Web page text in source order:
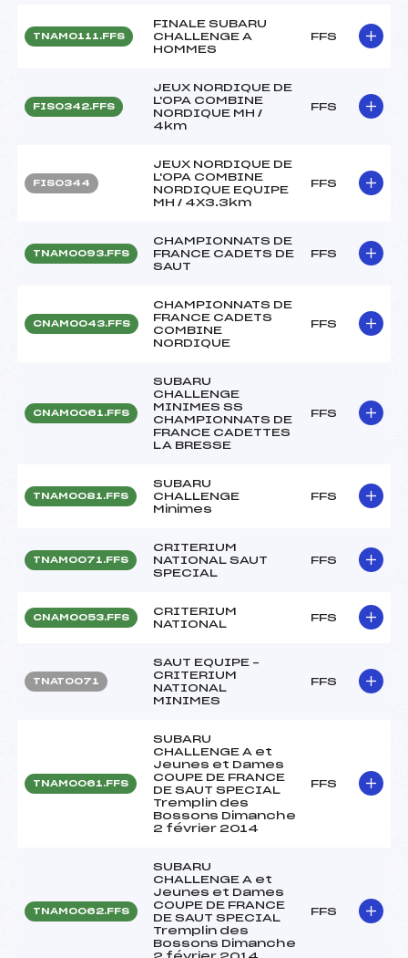
TNAM0111.FFS
FINALE SUBARU
CHALLENGE A
HOMMES
FFS
FIS0342.FFS
JEUX NORDIQUE DE
L'OPA COMBINE
NORDIQUE MH /
4km
FFS
FIS0344
JEUX NORDIQUE DE
L'OPA COMBINE
NORDIQUE EQUIPE
MH / 4X3.3km
FFS
TNAM0093.FFS
CHAMPIONNATS DE
FRANCE CADETS DE
SAUT
FFS
CNAM0043.FFS
CHAMPIONNATS DE
FRANCE CADETS
COMBINE
NORDIQUE
FFS
CNAM0061.FFS
SUBARU
CHALLENGE
MINIMES SS
CHAMPIONNATS DE
FRANCE CADETTES
LA BRESSE
FFS
TNAM0081.FFS
SUBARU
CHALLENGE
Minimes
FFS
TNAM0071.FFS
CRITERIUM
NATIONAL SAUT
SPECIAL
FFS
CNAM0053.FFS
CRITERIUM
NATIONAL
FFS
TNAT0071
SAUT EQUIPE –
CRITERIUM
NATIONAL
MINIMES
FFS
TNAM0061.FFS
SUBARU
CHALLENGE A et
Jeunes et Dames
COUPE DE FRANCE
DE SAUT SPECIAL
Tremplin des
Bossons Dimanche
2 février 2014
FFS
TNAM0062.FFS
SUBARU
CHALLENGE A et
Jeunes et Dames
COUPE DE FRANCE
DE SAUT SPECIAL
Tremplin des
Bossons Dimanche
2 février 2014
FFS